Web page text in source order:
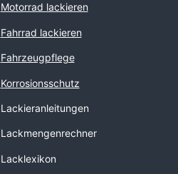
Motorrad lackieren
Fahrrad lackieren
Fahrzeugpflege
Korrosionsschutz
Lackieranleitungen
Lackmengenrechner
Lacklexikon